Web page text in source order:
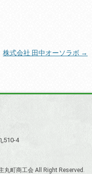
株式会社 田中オーソラボ →
510-4
丸町商工会 All Right Reserved.